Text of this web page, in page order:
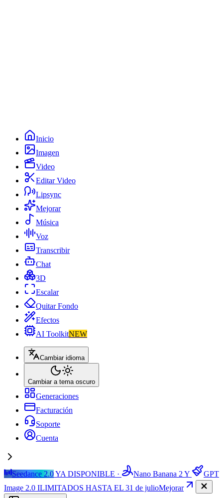
Inicio
Imagen
Video
Editar Video
Lipsync
Mejorar
Música
Voz
Transcribir
Chat
3D
Escalar
Quitar Fondo
Efectos
AI ToolkitNEW
Cambiar idioma
Cambiar a tema oscuro
Generaciones
Facturación
Soporte
Cuenta
Seedance 2.0YA DISPONIBLE · Nano Banana 2 Y
GPT
Image 2.0 ILIMITADOS HASTA EL 31 de julioMejorar